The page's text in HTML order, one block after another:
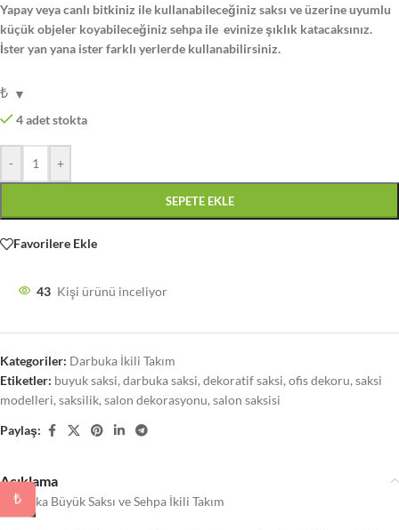
Yapay veya canlı bitkiniz ile kullanabileceğiniz saksı ve üzerine uyumlu
küçük objeler koyabileceğiniz sehpa ile evinize şıklık katacaksınız.
İster yan yana ister farklı yerlerde kullanabilirsiniz.
₺
4 adet stokta
- +
SEPETE EKLE
Favorilere Ekle
43 Kişi ürünü inceliyor
Kategoriler: Darbuka İkili Takım
Etiketler: buyuk saksi, darbuka saksi, dekoratif saksi, ofis dekoru, saksi
modelleri, saksilik, salon dekorasyonu, salon saksisi
Paylaş:
Açıklama
Darbuka Büyük Saksı ve Sehpa İkili Takım
₺